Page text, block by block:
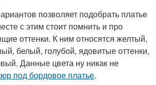
позволяет подобрать платье
с этим стоит помнить и про
оттенки. К ним относятся желтый,
белый, голубой, ядовитые оттенки,
Данные цвета ну никак не
под бордовое платье.